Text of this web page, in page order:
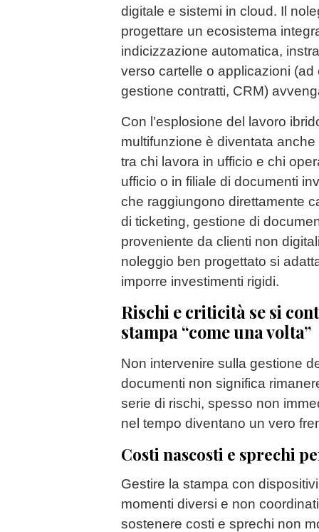
digitale e sistemi in cloud. Il
progettare un ecosistema
indicizzazione automatica,
verso cartelle o applicazioni
gestione contratti, CRM)
Con l’esplosione del lavoro
multifunzione è diventata
tra chi lavora in ufficio e chi
ufficio o in filiale di documenti
che raggiungono direttamente
di ticketing, gestione di
proveniente da clienti non
noleggio ben progettato si
imporre investimenti rigidi.
Rischi e criticità se si
stampa “come una volta”
Non intervenire sulla gestione
documenti non significa
serie di rischi, spesso non
nel tempo diventano un vero
Costi nascosti e sprechi
Gestire la stampa con
momenti diversi e non
sostenere costi e sprechi non